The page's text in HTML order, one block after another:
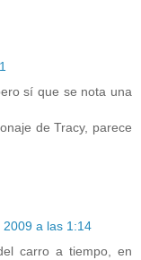
sí que se nota una
de Tracy, parece
a las 1:14
carro a tiempo, en